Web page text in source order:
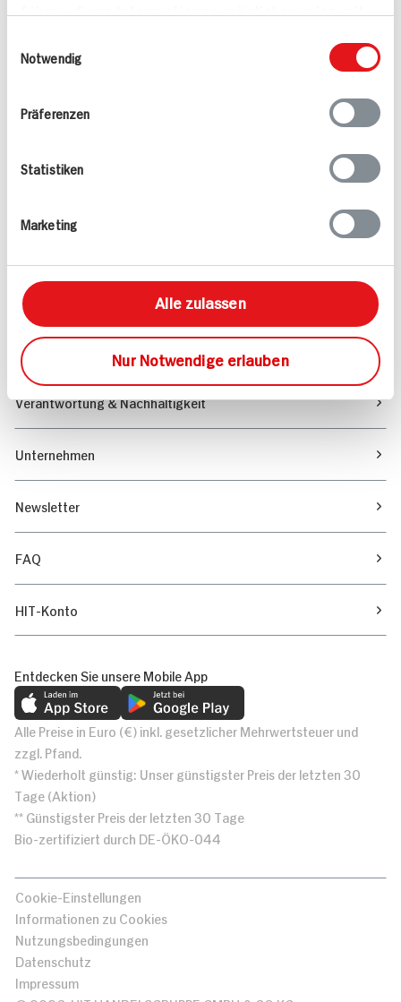
bereitgestellt haben oder die sie im Rahmen
Notwendig
Präferenzen
Statistiken
Marketing
Alle zulassen
Nur Notwendige erlauben
Freitags: 9 bis 13 Uhr
Marktfinder
Unser Magazin
Verantwortung & Nachhaltigkeit
Unternehmen
Newsletter
FAQ
HIT-Konto
Entdecken Sie unsere Mobile App
Alle Preise in Euro (€) inkl. gesetzlicher Mehrwertsteuer und
zzgl. Pfand.
* Wiederholt günstig: Unser günstigster Preis der letzten 30
Tage (Aktion)
** Günstigster Preis der letzten 30 Tage
Bio-zertifiziert durch DE-ÖKO-044
Cookie-Einstellungen
Informationen zu Cookies
Nutzungsbedingungen
Datenschutz
Impressum